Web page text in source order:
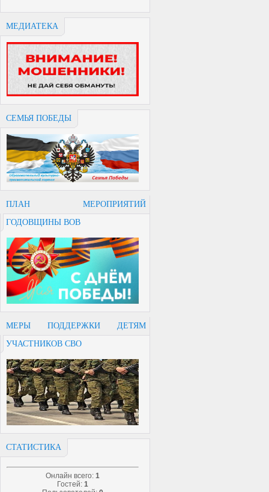
МЕДИАТЕКА
СЕМЬЯ ПОБЕДЫ
ПЛАН МЕРОПРИЯТИЙ
ГОДОВЩИНЫ ВОВ
МЕРЫ ПОДДЕРЖКИ ДЕТЯМ
УЧАСТНИКОВ СВО
СТАТИСТИКА
Онлайн всего: 1
Гостей: 1